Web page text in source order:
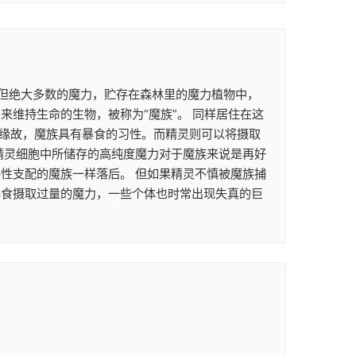
大多数的魔力，贮存在森林里的魔力植物中，
维持生命的生物，被称为“魔族”。 同样居住在这
故，魔族具有暴食的习性。而精灵则可以将摄取
细胞中所储存的高纯度魔力对于魔族来说是再好
支配的魔族一样落后。 但如果精灵不慎被魔族捕
摄取过量的魔力，一些个体也时常出现失真的巨